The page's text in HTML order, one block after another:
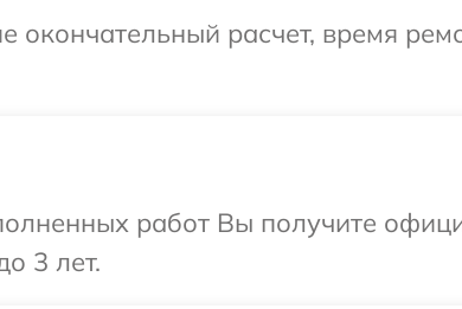
расчет, время
работ Вы получите
3 лет.